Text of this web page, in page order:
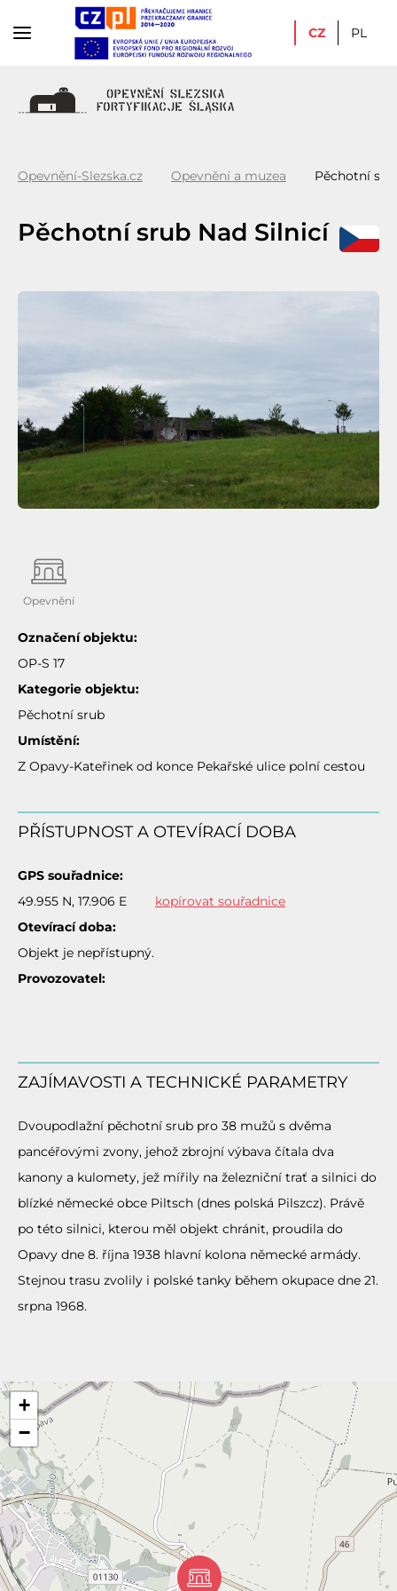
CZ PL
Opevnění-Slezska.cz Opevnění a muzea Pěchotní
Pěchotní srub Nad Silnicí
Opevnění
Označení objektu:
OP-S 17
Kategorie objektu:
Pěchotní srub
Umístění:
Z Opavy-Kateřinek od konce Pekařské ulice polní cestou
PŘÍSTUPNOST A OTEVÍRACÍ DOBA
GPS souřadnice:
49.955 N, 17.906 E
kopírovat souřadnice
Otevírací doba:
Objekt je nepřístupný.
Provozovatel:
ZAJÍMAVOSTI A TECHNICKÉ PARAMETRY
Dvoupodlažní pěchotní srub pro 38 mužů s dvěma
pancéřovými zvony, jehož zbrojní výbava čítala dva
kanony a kulomety, jež mířily na železniční trať a silnici do
blízké německé obce Piltsch (dnes polská Pilszcz). Právě
po této silnici, kterou měl objekt chránit, proudila do
Opavy dne 8. října 1938 hlavní kolona německé armády.
Stejnou trasu zvolily i polské tanky během okupace dne 21.
srpna 1968.
+
−